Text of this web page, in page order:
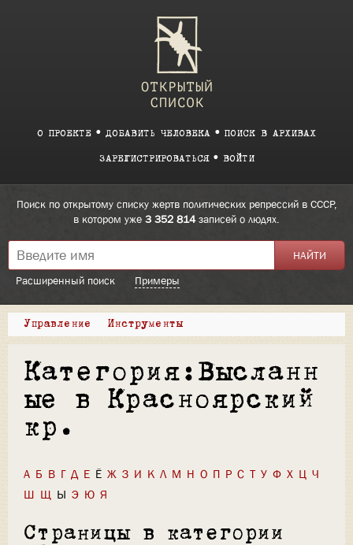
О ПРОЕКТЕ ДОБАВИТЬ ЧЕЛОВЕКА ПОИСК В АРХИВАХ
ЗАРЕГИСТРИРОВАТЬСЯ ВОЙТИ
Поиск по открытому списку жертв политических репрессий в СССР,
в котором уже 3 352 814записей о людях.
Расширенный поиск Примеры
Управление Инструменты
Категория:Высланн
ые в Красноярский
кр.
А Б В Г Д Е Ё Ж З И К Л М Н О П Р С Т У Ф Х Ц Ч
Ш Щ Ы Э Ю Я
Страницы в категории